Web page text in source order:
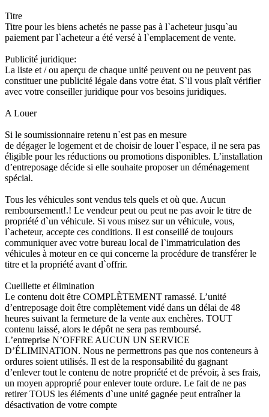
Titre
Titre pour les biens achetés ne passe pas à l`acheteur jusqu`au
paiement par l`acheteur a été versé à l`emplacement de vente.
Publicité juridique:
La liste et / ou aperçu de chaque unité peuvent ou ne peuvent pas
constituer une publicité légale dans votre état. S`il vous plaît vérifier
avec votre conseiller juridique pour vos besoins juridiques.
A Louer
Si le soumissionnaire retenu n`est pas en mesure
de dégager le logement et de choisir de louer l`espace, il ne sera pas
éligible pour les réductions ou promotions disponibles. L’installation
d’entreposage décide si elle souhaite proposer un déménagement
spécial.
Tous les véhicules sont vendus tels quels et où que. Aucun
remboursement!.! Le vendeur peut ou peut ne pas avoir le titre de
propriété d`un véhicule. Si vous misez sur un véhicule, vous,
l`acheteur, accepte ces conditions. Il est conseillé de toujours
communiquer avec votre bureau local de l`immatriculation des
véhicules à moteur en ce qui concerne la procédure de transférer le
titre et la propriété avant d`offrir.
Cueillette et élimination
Le contenu doit être COMPLÈTEMENT ramassé. L’unité
d’entreposage doit être complètement vidé dans un délai de 48
heures suivant la fermeture de la vente aux enchères. TOUT
contenu laissé, alors le dépôt ne sera pas remboursé.
L’entreprise N’OFFRE AUCUN UN SERVICE
D’ÉLIMINATION. Nous ne permettrons pas que nos conteneurs à
ordures soient utilisés. Il est de la responsabilité du gagnant
d’enlever tout le contenu de notre propriété et de prévoir, à ses frais,
un moyen approprié pour enlever toute ordure. Le fait de ne pas
retirer TOUS les éléments d`une unité gagnée peut entraîner la
désactivation de votre compte